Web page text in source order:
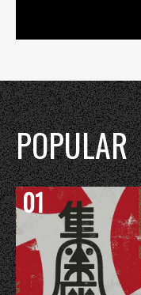
POPULAR